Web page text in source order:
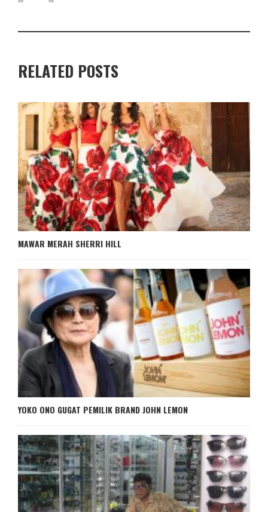
RELATED POSTS
MAWAR MERAH SHERRI HILL
YOKO ONO GUGAT PEMILIK BRAND JOHN LEMON